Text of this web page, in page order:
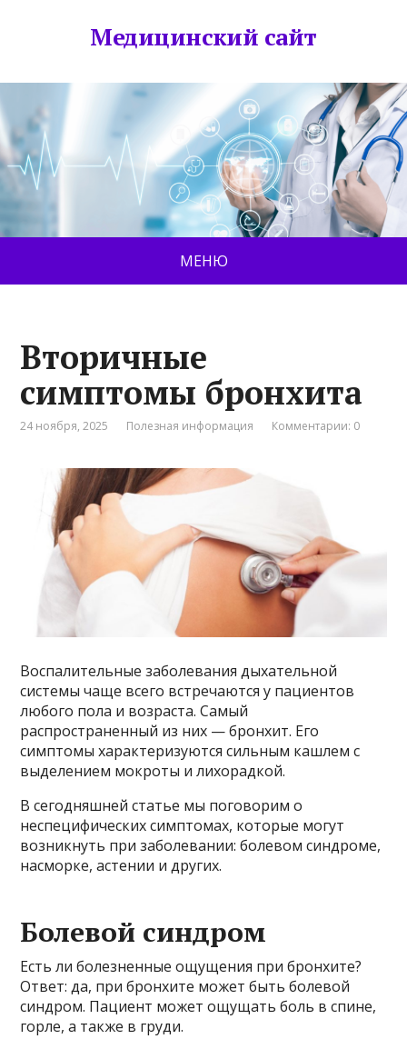
Медицинский сайт
МЕНЮ
Вторичные
симптомы бронхита
24 ноября, 2025 Полезная информация Комментарии: 0
Воспалительные заболевания дыхательной
системы чаще всего встречаются у пациентов
любого пола и возраста. Самый
распространенный из них — бронхит. Его
симптомы характеризуются сильным кашлем с
выделением мокроты и лихорадкой.
В сегодняшней статье мы поговорим о
неспецифических симптомах, которые могут
возникнуть при заболевании: болевом синдроме,
насморке, астении и других.
Болевой синдром
Есть ли болезненные ощущения при бронхите?
Ответ: да, при бронхите может быть болевой
синдром. Пациент может ощущать боль в спине,
горле, а также в груди.